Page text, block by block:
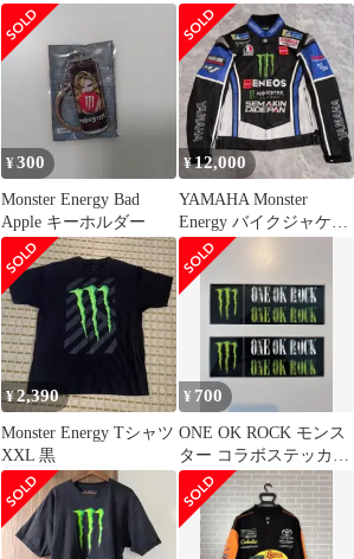
ル アクリルキーホルダ
ー 3個セット
タルキーホルダー ロー
ソン限
¥300
Monster Energy Bad
Apple キーホルダー
¥12,000
YAMAHA Monster
Energy バイクジャケッ
ト XXL メッシュ
¥2,390
Monster Energy Tシャツ
XXL 黒
¥ 700
ONE OK ROCK モンス
ター コラボステッカー
2枚